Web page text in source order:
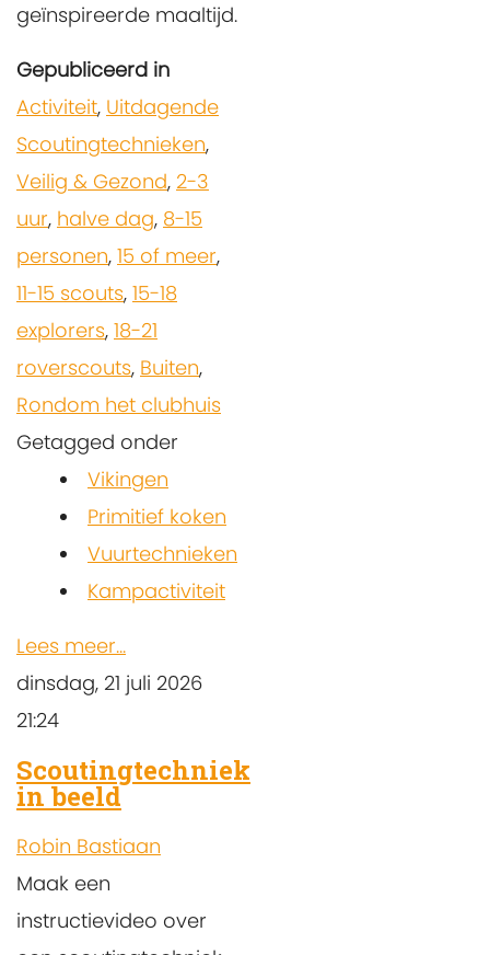
geïnspireerde maaltijd.
Gepubliceerd in
Activiteit, Uitdagende
Scoutingtechnieken,
Veilig & Gezond, 2-3
uur, halve dag, 8-15
personen, 15 of meer,
11-15 scouts, 15-18
explorers, 18-21
roverscouts, Buiten,
Rondom het clubhuis
Getagged onder
Vikingen
Primitief koken
Vuurtechnieken
Kampactiviteit
Lees meer...
dinsdag, 21 juli 2026
21:24
Scoutingtechniek
in beeld
Robin Bastiaan
Maak een
instructievideo over